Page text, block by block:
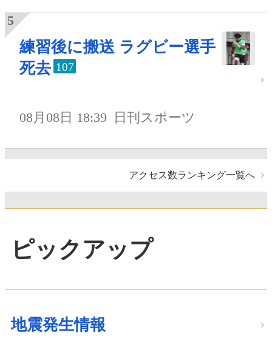
練習後に搬送 ラグビー選手
死去 107
08月08日 18:39 日刊スポーツ
アクセス数ランキング一覧へ
ピックアップ
地震発生情報